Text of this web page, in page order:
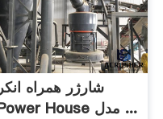
شارژر همراه انکر
Power House مدل ...